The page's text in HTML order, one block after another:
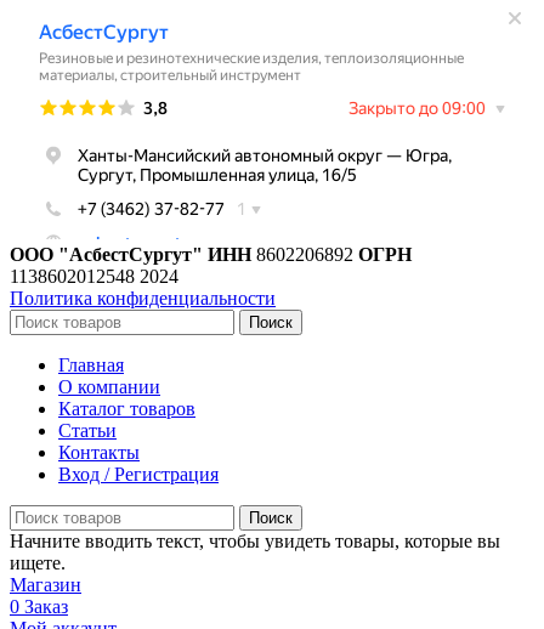
ООО "АсбестСургут" ИНН8602206892 ОГРН
1138602012548 2024
Политика конфиденциальности
Поиск
Главная
О компании
Каталог товаров
Статьи
Контакты
Вход / Регистрация
Поиск
Начните вводить текст, чтобы увидеть товары, которые вы
ищете.
Магазин
0 Заказ